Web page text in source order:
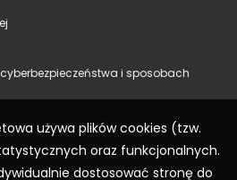
i sposobach
używa plików cookies (tzw.
oraz funkcjonalnych.
dostosować stronę do